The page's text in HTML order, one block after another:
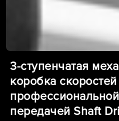
3-ступенчатая
коробка
передачей Shaft